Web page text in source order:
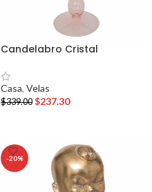
Candelabro Cristal
Casa, Velas
$339.00 $237.30
-20%